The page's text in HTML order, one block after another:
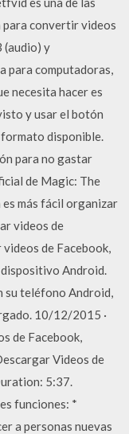
para convertir videos
(audio) y
para computadoras,
necesita hacer es
y usar el botón
disponible.
para no gastar
de Magic: The
más fácil organizar
videos de
de Facebook,
Android.
su teléfono Android,
10/12/2015 ·
de Facebook,
Videos de
5:37.
funciones: *
a personas nuevas